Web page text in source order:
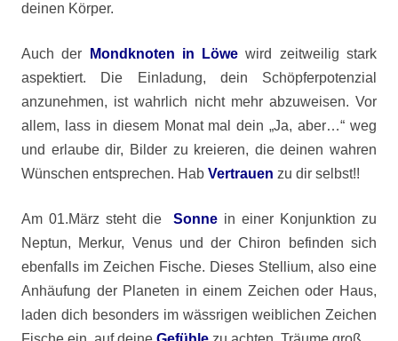
deinen Körper.
Auch der Mondknoten in Löwe wird zeitweilig stark
aspektiert. Die Einladung, dein Schöpferpotenzial
anzunehmen, ist wahrlich nicht mehr abzuweisen. Vor
allem, lass in diesem Monat mal dein „Ja, aber…“ weg
und erlaube dir, Bilder zu kreieren, die deinen wahren
Wünschen entsprechen. Hab Vertrauen zu dir selbst!!
Am 01.März steht dieSonne in einer Konjunktion zu
Neptun, Merkur, Venus und der Chiron befinden sich
ebenfalls im Zeichen Fische. Dieses Stellium, also eine
Anhäufung der Planeten in einem Zeichen oder Haus,
laden dich besonders im wässrigen weiblichen Zeichen